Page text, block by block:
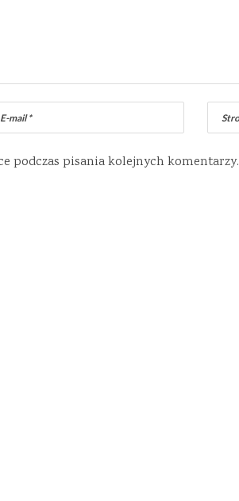
podczas pisania kolejnych komentarzy.